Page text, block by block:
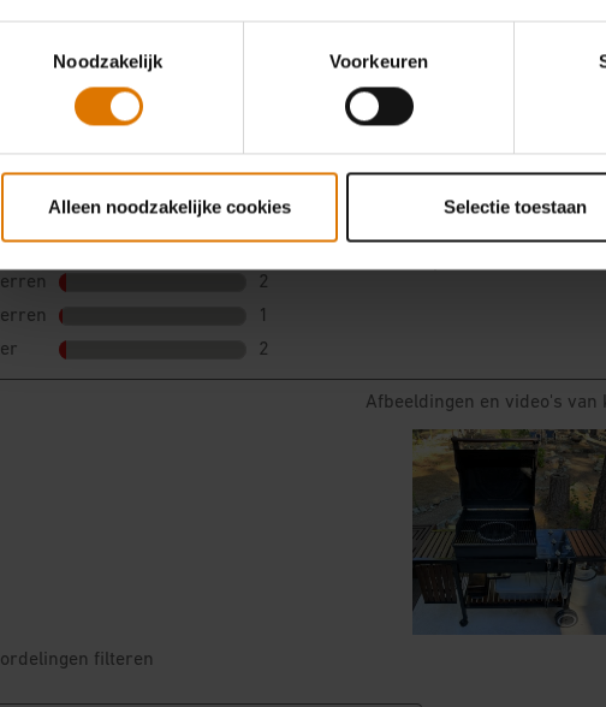
Noodzakelijk
Voorkeuren
Alleen noodzakelijke cookies Selectie toestaan